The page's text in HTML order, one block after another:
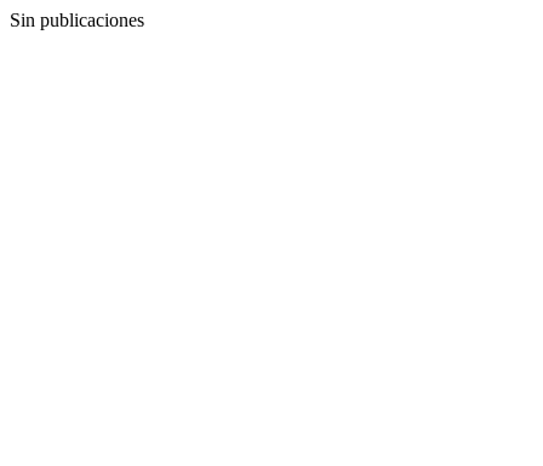
Sin publicaciones